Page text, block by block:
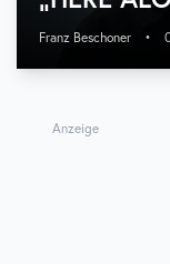
Franz Beschoner •
Anzeige